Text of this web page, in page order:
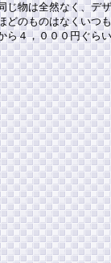
じ物は全然なく、デ
どのものはなくいつ
ら４，０００円ぐら